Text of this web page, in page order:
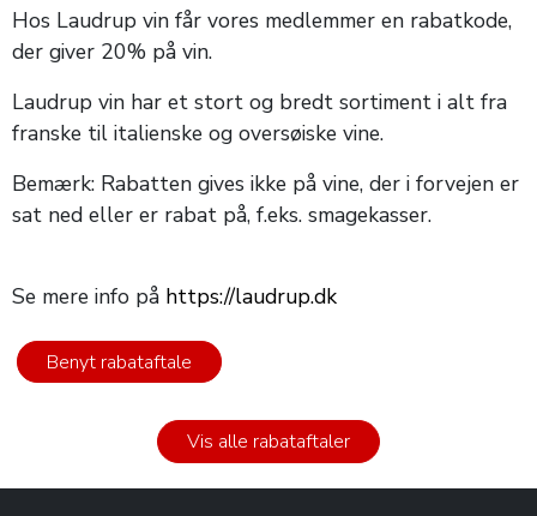
Hos Laudrup vin får vores medlemmer en rabatkode,
der giver 20% på vin.
Laudrup vin har et stort og bredt sortiment i alt fra
franske til italienske og oversøiske vine.
Bemærk: Rabatten gives ikke på vine, der i forvejen er
sat ned eller er rabat på, f.eks. smagekasser.
Se mere info på https://laudrup.dk
Benyt rabataftale
Vis alle rabataftaler